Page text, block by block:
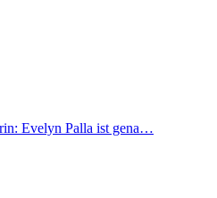
Evelyn Palla ist gena…